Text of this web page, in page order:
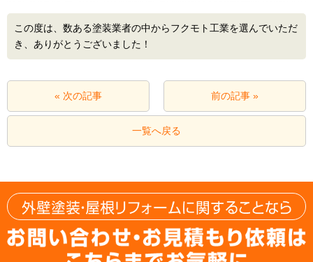
この度は、数ある塗装業者の中からフクモト工業を選んでいただ
き、ありがとうございました！
« 次の記事 前の記事 »
一覧へ戻る